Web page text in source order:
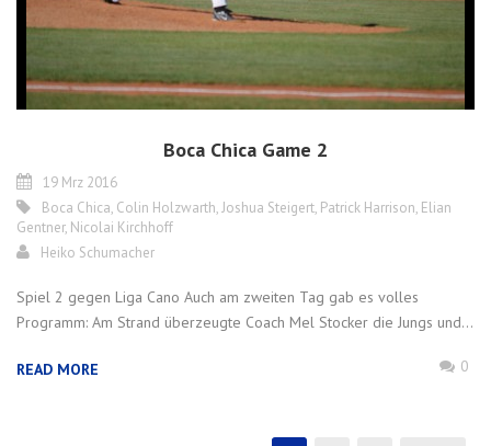
Boca Chica Game 2
19 Mrz 2016
Boca Chica, Colin Holzwarth,Joshua Steigert, Patrick Harrison, Elian
Gentner, Nicolai Kirchhoff
Heiko Schumacher
Spiel 2 gegen Liga Cano Auch am zweiten Tag gab es volles
Programm: Am Strand überzeugte Coach Mel Stocker die Jungs und...
READ MORE 0